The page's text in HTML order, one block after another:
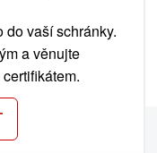
do vaší schránky.
a věnujte